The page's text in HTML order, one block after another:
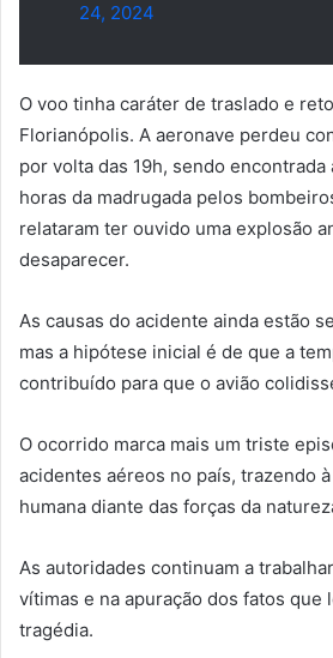
24, 2024
O voo tinha caráter de traslado e
Florianópolis. A aeronave perdeu
por volta das 19h, sendo
horas da madrugada pelos
relataram ter ouvido uma explosão
desaparecer.
As causas do acidente ainda estão
mas a hipótese inicial é de que a
contribuído para que o avião
O ocorrido marca mais um triste
acidentes aéreos no país, trazendo
humana diante das forças da
As autoridades continuam a
vítimas e na apuração dos fatos que
tragédia.